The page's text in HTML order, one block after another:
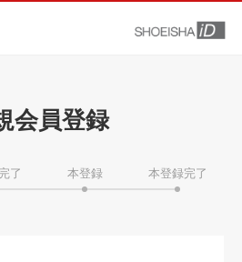
会員登録
了 本登録 本登録完了